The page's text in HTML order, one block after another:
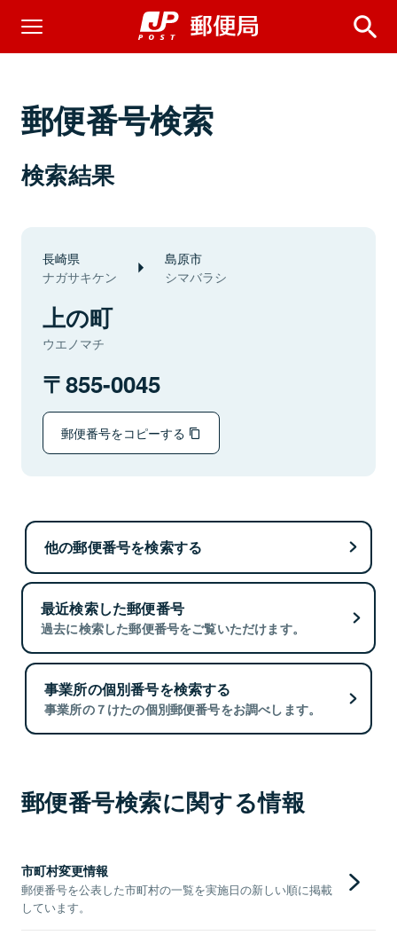
郵便番号検索
検索結果
長崎県
ナガサキケン
島原市
シマバラシ
上の町
ウエノマチ
855-0045
郵便番号をコピーする
他の郵便番号を検索する
最近検索した郵便番号
過去に検索した郵便番号をご覧いただけます。
事業所の個別番号を検索する
事業所の７けたの個別郵便番号をお調べします。
郵便番号検索に関する情報
市町村変更情報
郵便番号を公表した市町村の一覧を実施日の新しい順に掲載
しています。